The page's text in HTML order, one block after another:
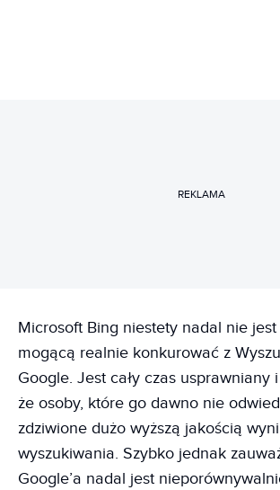
REKLAMA
Microsoft Bing niestety nadal nie jest
mogącą realnie konkurować z
Google. Jest cały czas usprawniany
że osoby, które go dawno nie
zdziwione dużo wyższą jakością
wyszukiwania. Szybko jednak
Google’a nadal jest